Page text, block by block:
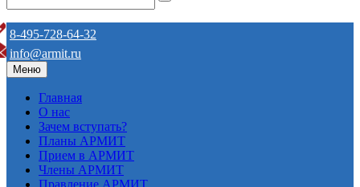
8-495-728-64-32
info@armit.ru
Меню
Главная
О нас
Зачем вступать?
Планы АРМИТ
Прием в АРМИТ
Члены АРМИТ